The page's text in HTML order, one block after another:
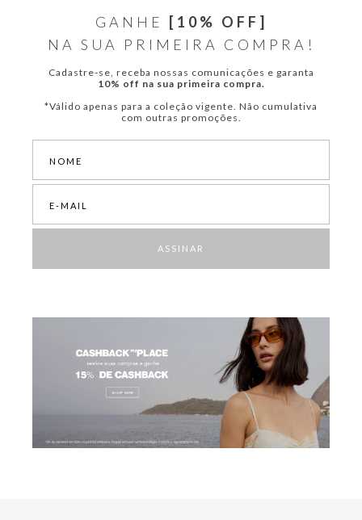
GANHE
[10% OFF]
NA SUA PRIMEIRA COMPRA!
Cadastre-se, receba nossas comunicações e garanta
10% off na sua primeira compra.
*Válido apenas para a coleção vigente. Não cumulativa
com outras promoções.
ASSINAR